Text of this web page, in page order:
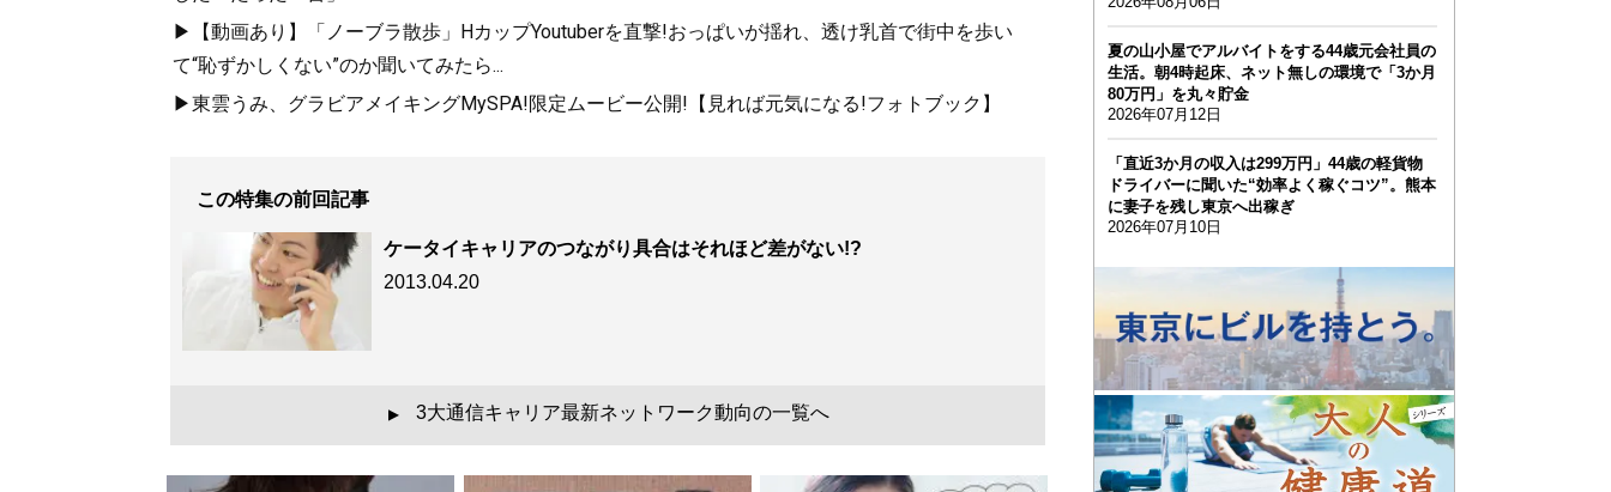
▶【動画あり】「ノーブラ散歩」HカップYoutuberを直撃!おっぱいが揺れ、透け乳首で街中を歩い
て“恥ずかしくない”のか聞いてみたら...
▶東雲うみ、グラビアメイキングMySPA!限定ムービー公開!【見れば元気になる!フォトブック】
この特集の前回記事
ケータイキャリアのつながり具合はそれほど差がない!?
2013.04.20
▲ 3大通信キャリア最新ネットワーク動向の一覧へ
夏の山小屋でアルバイトをする44歳元会社員の
生活。朝4時起床、ネット無しの環境で「3か月
80万円」を丸々貯金
2026年07月12日
「直近3か月の収入は299万円」44歳の軽貨物
ドライバーに聞いた“効率よく稼ぐコツ”。熊本
に妻子を残し東京へ出稼ぎ
2026年07月10日